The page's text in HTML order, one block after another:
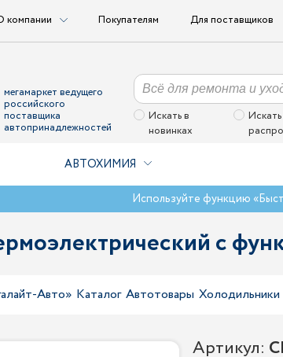
компании Покупателям Для поставщиков
мегамаркет ведущего
российского
поставщика
автопринадлежностей
Искать в
новинках
Искать
АВТОХИМИЯ
Используйте функцию
с
Авто» Каталог Автотовары
Артикул: